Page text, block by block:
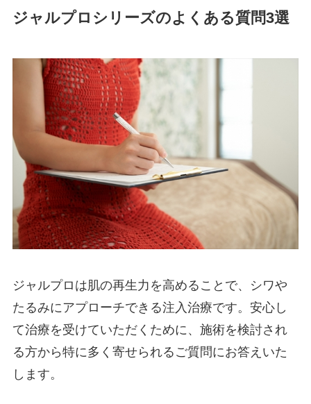
ジャルプロシリーズのよくある質問3選
ジャルプロは肌の再生力を高めることで、シワや
たるみにアプローチできる注入治療です。安心し
て治療を受けていただくために、施術を検討され
る方から特に多く寄せられるご質問にお答えいた
します。